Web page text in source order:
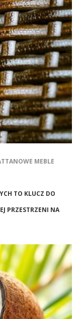
MEBLE
TO KLUCZ DO
PRZESTRZENI NA